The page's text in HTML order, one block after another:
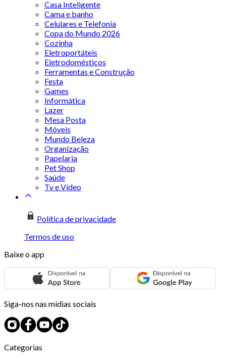
Casa Inteligente
Cama e banho
Celulares e Telefonia
Copa do Mundo 2026
Cozinha
Eletroportáteis
Eletrodomésticos
Ferramentas e Construção
Festa
Games
Informática
Lazer
Mesa Posta
Móveis
Mundo Beleza
Organização
Papelaria
Pet Shop
Saúde
Tv e Vídeo
Política de privacidade
Termos de uso
Baixe o app
Siga-nos nas mídias sociais
Categorias